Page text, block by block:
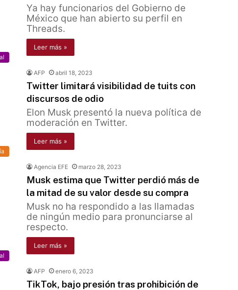
Ya hay funcionarios del Gobierno de
México que han abierto su perfil en
Threads.
Leer más »
AFP abril 18, 2023
Twitter limitará visibilidad de tuits con
discursos de odio
Elon Musk presentó la nueva política de
moderación en Twitter.
Leer más »
Agencia EFE marzo 28, 2023
Musk estima que Twitter perdió más de
la mitad de su valor desde su compra
Musk no ha respondido a las llamadas
de ningún medio para pronunciarse al
respecto.
Leer más »
AFP enero 6, 2023
TikTok, bajo presión tras prohibición de